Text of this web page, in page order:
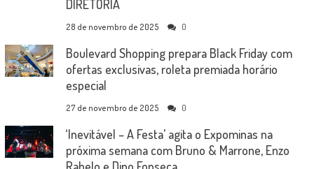
DIRETORIA
28 de novembro de 2025 0
Boulevard Shopping prepara Black Friday com
ofertas exclusivas, roleta premiada horário
especial
27 de novembro de 2025 0
‘Inevitável – A Festa’ agita o Expominas na
próxima semana com Bruno & Marrone, Enzo